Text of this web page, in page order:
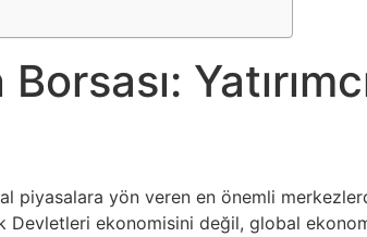
piyasalara yön veren en önemli
Devletleri ekonomisini değil, global